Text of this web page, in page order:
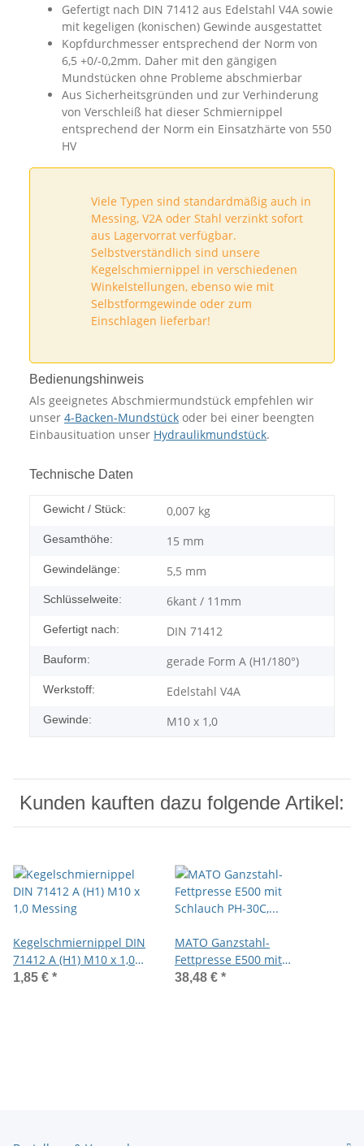
Gefertigt nach DIN 71412 aus Edelstahl V4A sowie
mit kegeligen (konischen) Gewinde ausgestattet
Kopfdurchmesser entsprechend der Norm von
6,5 +0/-0,2mm. Daher mit den gängigen
Mundstücken ohne Probleme abschmierbar
Aus Sicherheitsgründen und zur Verhinderung
von Verschleiß hat dieser Schmiernippel
entsprechend der Norm ein Einsatzhärte von 550
HV
Viele Typen sind standardmäßig auch in
Messing, V2A oder Stahl verzinkt sofort
aus Lagervorrat verfügbar.
Selbstverständlich sind unsere
Kegelschmiernippel in verschiedenen
Winkelstellungen, ebenso wie mit
Selbstformgewinde oder zum
Einschlagen lieferbar!
Bedienungshinweis
Als geeignetes Abschmiermundstück empfehlen wir
unser 4-Backen-Mundstück oder bei einer beengten
Einbausituation unser Hydraulikmundstück.
Technische Daten
Gewicht / Stück: 0,007 kg
Gesamthöhe: 15 mm
Gewindelänge: 5,5 mm
Schlüsselweite: 6kant / 11mm
Gefertigt nach: DIN 71412
Bauform: gerade Form A (H1/180°)
Werkstoff: Edelstahl V4A
Gewinde: M10 x 1,0
Kunden kauften dazu folgende Artikel:
Kegelschmiernippel DIN
71412 A (H1) M10 x 1,0
Messing
1,85 € *
MATO Ganzstahl-
Fettpresse E500 mit
Schlauch PH-30C,
38,48 € *